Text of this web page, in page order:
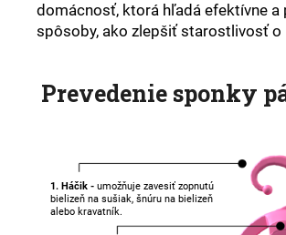
domácnosť, ktorá hľadá efektívne a
spôsoby, ako zlepšiť starostlivosť o
Prevedenie sponky
1. Háčik - umožňuje zavesiť zopnutú
bielizeň na sušiak, šnúru na bielizeň
alebo kravatník.